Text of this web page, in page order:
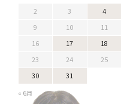
2
3 4
9
10 11
16
17 18
23
24 25
30
31
« 6月